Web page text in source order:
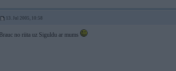
13. Jul 2005, 10:58
Brauc no riita uz Siguldu ar mums